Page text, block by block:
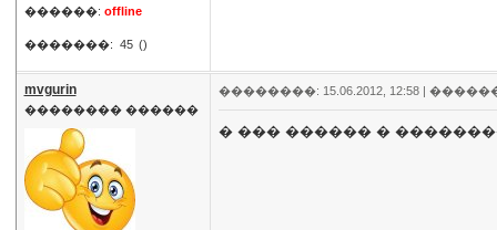
������: offline
�������: 45 ()
mvgurin
�������� ������
��������: 15.06.2012, 12:58 |
� ��� ������ �